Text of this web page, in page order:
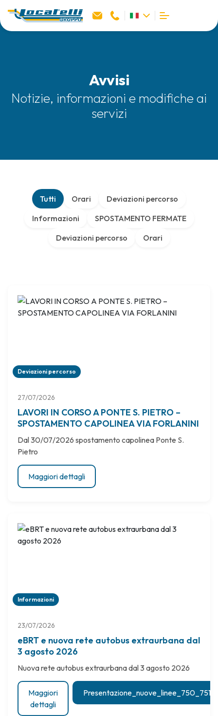
Avvisi
Notizie, informazioni e modifiche ai
servizi
Tutti Orari
Deviazioni percorso
Informazioni
SPOSTAMENTO FERMATE
Deviazioni percorso
Orari
Deviazioni percorso
27/07/2026
LAVORI IN CORSO A PONTE S. PIETRO –
SPOSTAMENTO CAPOLINEA VIA FORLANINI
Dal 30/07/2026 spostamento capolinea Ponte S.
Pietro
Maggiori dettagli
Informazioni
23/07/2026
eBRT e nuova rete autobus extraurbana dal
3 agosto 2026
Nuova rete autobus extraurbana dal 3 agosto 2026
Maggiori
dettagli